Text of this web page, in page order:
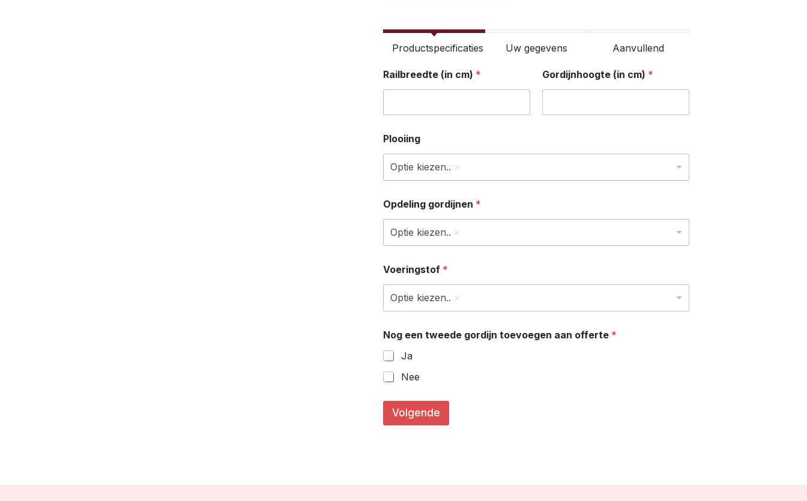
Productspecificaties Uw gegevens Aanvullend
Railbreedte (in cm) * Gordijnhoogte (in cm) *
Plooiing
Optie kiezen..
Opdeling gordijnen *
Optie kiezen..
Voeringstof *
Optie kiezen..
Nog een tweede gordijn toevoegen aan offerte *
Ja
Nee
Volgende